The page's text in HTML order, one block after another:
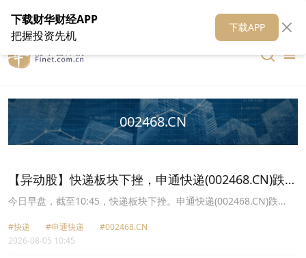
在线客服 关于我们 财华媒体矩阵 财华智库
002468.CN
【异动股】快递板块下挫，申通快递(002468.CN)跌
3.42%
今日早盘，截至10:45，快递板块下挫。申通快递(002468.CN)跌
速递(600233.CN)跌1.13%报18.39元，韵达股份(002120.CN)跌
0.88%报6.79元。
#快递 #申通快递
#002468.CN
2026-08-05 10:45
下载财华财经APP
把握投资先机
下载APP